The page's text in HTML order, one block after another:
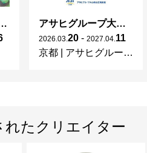
･ヌーヴォーのガラス 水辺のやすらぎ、海の神秘」
アサヒグループ大山崎山荘美術館 開館30周年記念展「没後100年 クロード・モネ」
2026 03 20 - 2027 04 11
京都
アサヒグループ大山崎山荘美術館
たクリエイター